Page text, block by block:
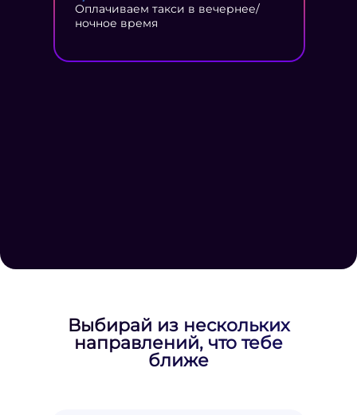
Оплачиваем такси в вечернее/
ночное время
Выбирай из нескольких
направлений, что тебе
ближе